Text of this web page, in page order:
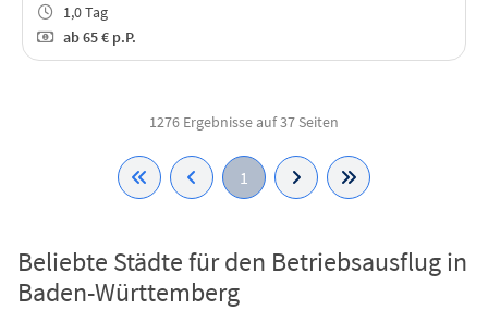
1,0 Tag
ab65 € p.P.
1276 Ergebnisse auf 37 Seiten
1
Beliebte Städte für den Betriebsausflug in
Baden-Württemberg